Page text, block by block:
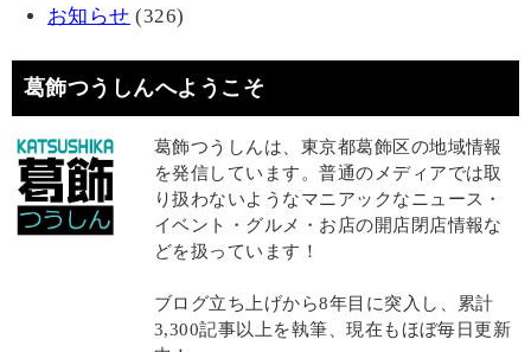
お知らせ (326)
葛飾つうしんへようこそ
葛飾つうしんは、東京都葛飾区の地域情報
を発信しています。普通のメディアでは取
り扱わないようなマニアックなニュース・
イベント・グルメ・お店の開店閉店情報な
どを扱っています！
ブログ立ち上げから8年目に突入し、累計
3,300記事以上を執筆、現在もほぼ毎日更新